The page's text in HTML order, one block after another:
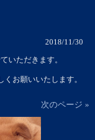
2018/11/30
いただきます。
お願いいたします。
次のページ »